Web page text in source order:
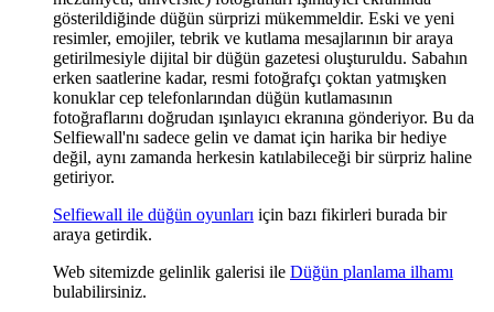
gösterildiğinde düğün sürprizi mükemmeldir. Eski ve yeni
resimler, emojiler, tebrik ve kutlama mesajlarının bir araya
getirilmesiyle dijital bir düğün gazetesi oluşturuldu. Sabahın
erken saatlerine kadar, resmi fotoğrafçı çoktan yatmışken
konuklar cep telefonlarından düğün kutlamasının
fotoğraflarını doğrudan ışınlayıcı ekranına gönderiyor. Bu da
Selfiewall'nı sadece gelin ve damat için harika bir hediye
değil, aynı zamanda herkesin katılabileceği bir sürpriz haline
getiriyor.
Selfiewall ile düğün oyunları için bazı fikirleri burada bir
araya getirdik.
Web sitemizde gelinlik galerisi ile Düğün planlama ilhamı
bulabilirsiniz.